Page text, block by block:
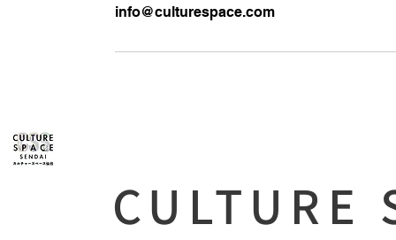
info@culturespace.com
CULTURE